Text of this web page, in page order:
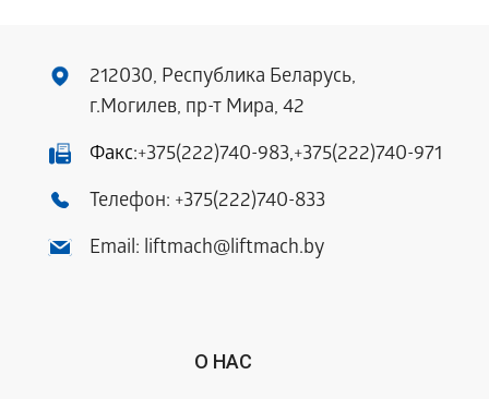
212030, Республика Беларусь,
г.Могилев, пр-т Мира, 42
Факс:+375(222)740-983,+375(222)740-971
Телефон: +375(222)740-833
Email: liftmach@liftmach.by
О НАС